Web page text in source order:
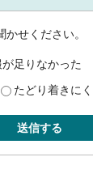
せください。
足りなかった
たどり着きに
送信する